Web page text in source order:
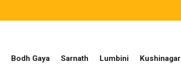
Bodh Gaya Sarnath Lumbini Kushinagar